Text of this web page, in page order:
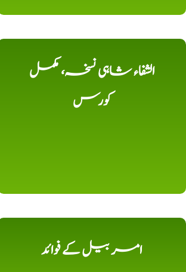
الشفاء شاہی نسخہ، مکمل
کورس
امر بیل کے فوائد